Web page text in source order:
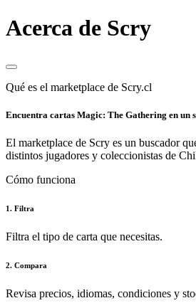
Acerca de Scry
Qué es el marketplace de Scry.cl
Encuentra cartas Magic: The Gathering en un
El marketplace de Scry es un buscador
distintos jugadores y coleccionistas de
Cómo funciona
1. Filtra
Filtra el tipo de carta que necesitas.
2. Compara
Revisa precios, idiomas, condiciones y